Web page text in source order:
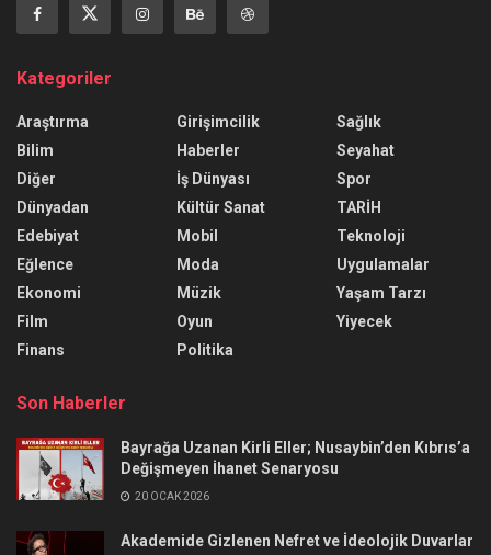
Kategoriler
Araştırma
Bilim
Diğer
Dünyadan
Edebiyat
Eğlence
Ekonomi
Film
Finans
Girişimcilik
Haberler
İş Dünyası
Kültür Sanat
Mobil
Moda
Müzik
Oyun
Politika
Sağlık
Seyahat
Spor
TARİH
Teknoloji
Uygulamalar
Yaşam Tarzı
Yiyecek
Son Haberler
Bayrağa Uzanan Kirli Eller; Nusaybin’den Kıbrıs’a
Değişmeyen İhanet Senaryosu
20 OCAK 2026
Akademide Gizlenen Nefret ve İdeolojik Duvarlar